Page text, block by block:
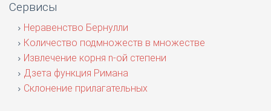
Сервисы
Неравенство Бернулли
Количество подмножеств в множестве
Извлечение корня n-ой степени
Дзета функция Римана
Склонение прилагательных